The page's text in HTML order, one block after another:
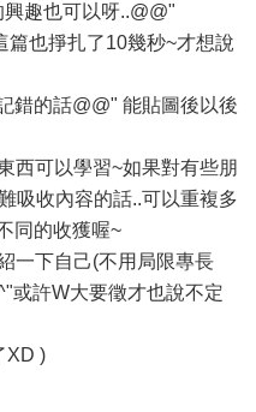
趣也可以呀..@@"
篇也掙扎了10幾秒~才想說
錯的話@@" 能貼圖後以後
西可以學習~如果對有些朋
吸收內容的話..可以重複多
同的收獲喔~
一下自己(不用局限專長
或許W大要徵才也說不定
XD )